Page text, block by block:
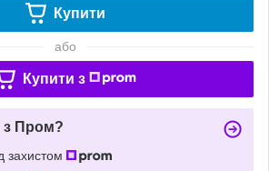
Купити
або
Купити з
з Пром?
захистом